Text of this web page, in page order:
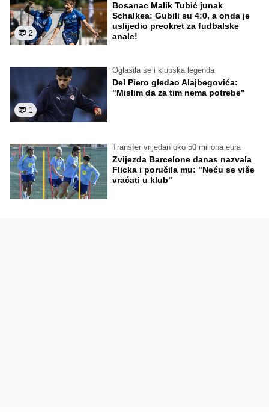
2
Bosanac Malik Tubić junak
Schalkea: Gubili su 4:0, a onda je
uslijedio preokret za fudbalske
anale!
1
Oglasila se i klupska legenda
Del Piero gledao Alajbegovića:
"Mislim da za tim nema potrebe"
Transfer vrijedan oko 50 miliona eura
Zvijezda Barcelone danas nazvala
Flicka i poručila mu: "Neću se više
vraćati u klub"